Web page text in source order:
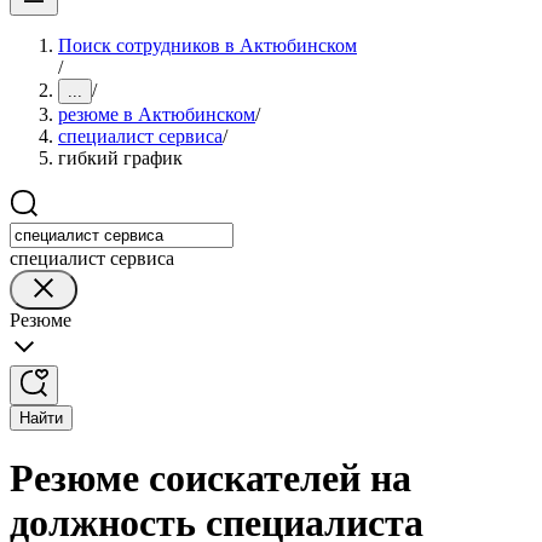
Поиск сотрудников в Актюбинском
/
... /
резюме в Актюбинском/
специалист сервиса/
гибкий график
специалист сервиса
Резюме
Найти
Резюме соискателей на
должность специалиста